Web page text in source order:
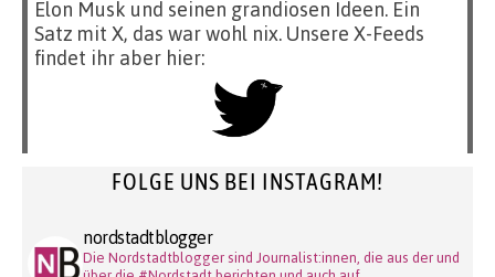
Elon Musk und seinen grandiosen Ideen. Ein
Satz mit X, das war wohl nix. Unsere X-Feeds
findet ihr aber hier:
FOLGE UNS BEI INSTAGRAM!
nordstadtblogger
Die Nordstadtblogger sind Journalist:innen, die aus der und